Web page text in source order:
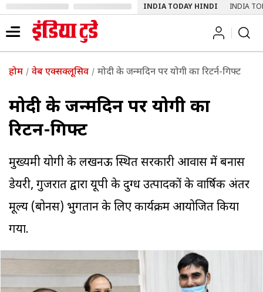
INDIA TODAY HINDI INDIA
होम वेब एक्सक्लूसिव मोदी के जन्मदिन पर योगी का रिटर्न-गिफ्ट
मोदी के जन्मदिन पर योगी का
रिटर्न-गिफ्ट
मुख्यमंत्री योगी के लखनऊ स्थ‍ित सरकारी आवास में बनास
डेयरी, गुजरात द्वारा यूपी के दुग्ध उत्पादकों के वार्षिक अंतर
मूल्य (बोनस) भुगतान के लिए कार्यक्रम आयोजित किया
गया.